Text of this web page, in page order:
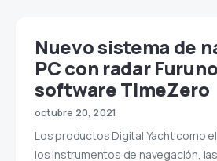
Nuevo sistema de
PC con radar
software TimeZero
octubre 20, 2021
Los productos Digital Yacht como el
los instrumentos de navegación,